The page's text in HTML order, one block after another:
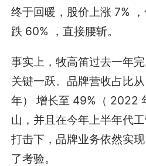
终于回暖，股价上涨 7%
跌 60% ，直接腰斩。
事实上，牧高笛过去一年
关键一跃。品牌营收占比
年） 增长至 49%（ 2022
山，并且在今年上半年代
打击下，品牌业务依然实
了考验。